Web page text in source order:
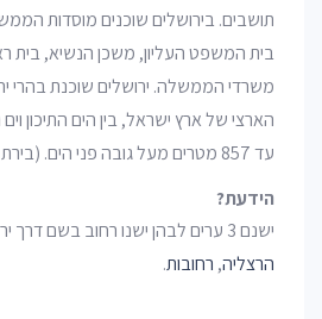
תושבים. בירושלים שוכנים מוסדות
בית המשפט העליון, משכן הנשיא, בית
משרדי הממשלה. ירושלים שוכנת בהרי
עד 857 מטרים מעל גובה פני הים. (בירת ישראל)
הידעת?
ישנם 3 ערים לבהן ישנו רחוב בשם דרך ירושלים:
הרצליה, רחובות.